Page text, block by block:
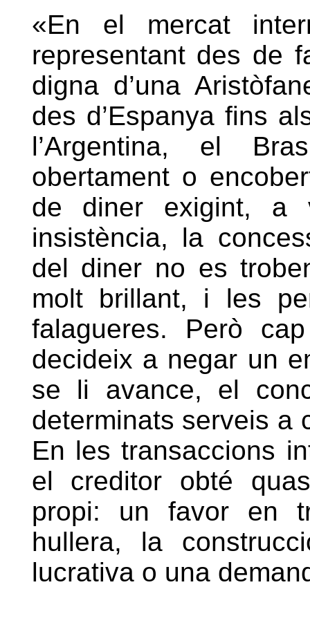
«En el mercat
representant des de
digna d’una
des d’Espanya fins
l’Argentina, el
obertament o
de diner exigint, a
insistència, la
del diner no es
molt brillant, i les
falagueres. Però
decideix a negar un
se li avance, el
determinats serveis a
En les transaccions
el creditor obté
propi: un favor en
hullera, la
lucrativa o una